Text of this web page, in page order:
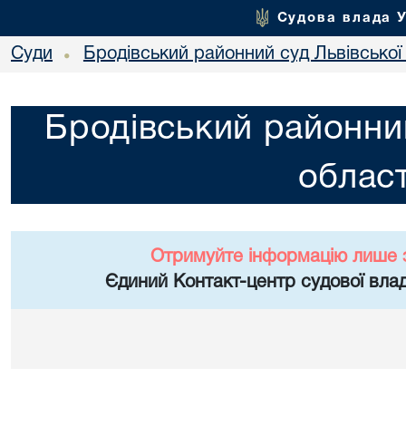
Судова влада
Суди • Бродівський районний суд Львівської
Бродівський
Отримуйте інформацію лише
Єдиний Контакт-центр судової